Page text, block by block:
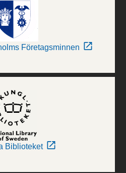
Företagsminnen
Biblioteket